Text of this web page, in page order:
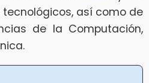
así como de
de la Computación,